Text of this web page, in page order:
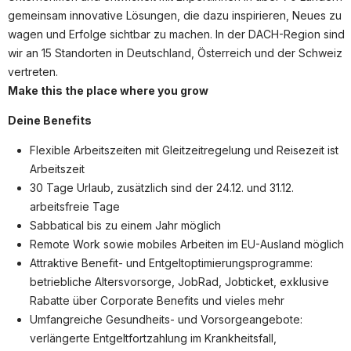
gemeinsam innovative Lösungen, die dazu inspirieren, Neues zu
wagen und Erfolge sichtbar zu machen. In der DACH-Region sind
wir an 15 Standorten in Deutschland, Österreich und der Schweiz
vertreten.
Make this the place where you grow
Deine Benefits
Flexible Arbeitszeiten mit Gleitzeitregelung und Reisezeit ist
Arbeitszeit
30 Tage Urlaub, zusätzlich sind der 24.12. und 31.12.
arbeitsfreie Tage
Sabbatical bis zu einem Jahr möglich
Remote Work sowie mobiles Arbeiten im EU-Ausland möglich
Attraktive Benefit- und Entgeltoptimierungsprogramme:
betriebliche Altersvorsorge, JobRad, Jobticket, exklusive
Rabatte über Corporate Benefits und vieles mehr
Umfangreiche Gesundheits- und Vorsorgeangebote:
verlängerte Entgeltfortzahlung im Krankheitsfall,
Systemstatus
Jobs
Jobkategorien
Berufsfelder
Für Unternehmen
Kandidaten finden
Inserat buchen
informatikjobs.at 2026ImpressumAGB Datenschutz
Cookie-Einstellungen